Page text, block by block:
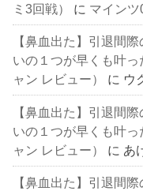
ミ3回戦）
に マイン
【鼻血出た】引退間
いの１つが早くも叶
ャン レビュー）
に ウ
【鼻血出た】引退間
いの１つが早くも叶
ャン レビュー）
に あ
【鼻血出た】引退間